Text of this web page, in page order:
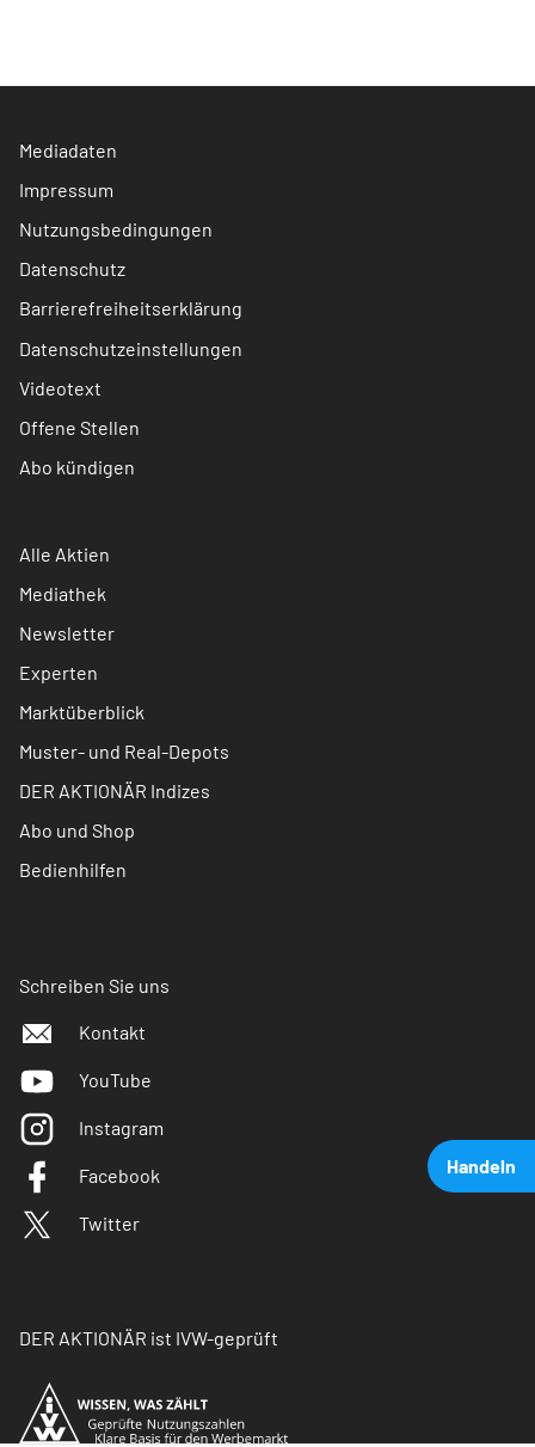
Handeln
Mediadaten
Impressum
Nutzungsbedingungen
Datenschutz
Barrierefreiheitserklärung
Datenschutzeinstellungen
Videotext
Offene Stellen
Abo kündigen
Alle Aktien
Mediathek
Newsletter
Experten
Marktüberblick
Muster- und Real-Depots
DER AKTIONÄR Indizes
Abo und Shop
Bedienhilfen
Schreiben Sie uns
Kontakt
YouTube
Instagram
Facebook
Twitter
DER AKTIONÄR ist IVW-geprüft